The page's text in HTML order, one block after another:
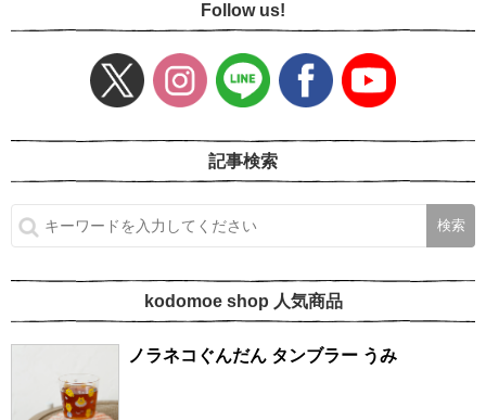
Follow us!
記事検索
kodomoe shop 人気商品
ノラネコぐんだん タンブラー うみ